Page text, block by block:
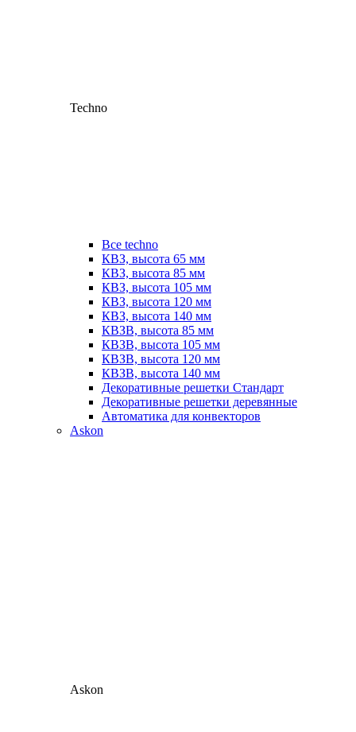
Techno
Все techno
КВЗ, высота 65 мм
КВЗ, высота 85 мм
КВЗ, высота 105 мм
КВЗ, высота 120 мм
КВЗ, высота 140 мм
КВЗВ, высота 85 мм
КВЗВ, высота 105 мм
КВЗВ, высота 120 мм
КВЗВ, высота 140 мм
Декоративные решетки Стандарт
Декоративные решетки деревянные
Автоматика для конвекторов
Askon
Askon